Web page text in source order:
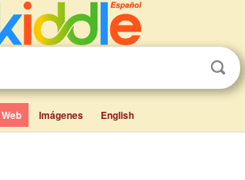
Web Imágenes English